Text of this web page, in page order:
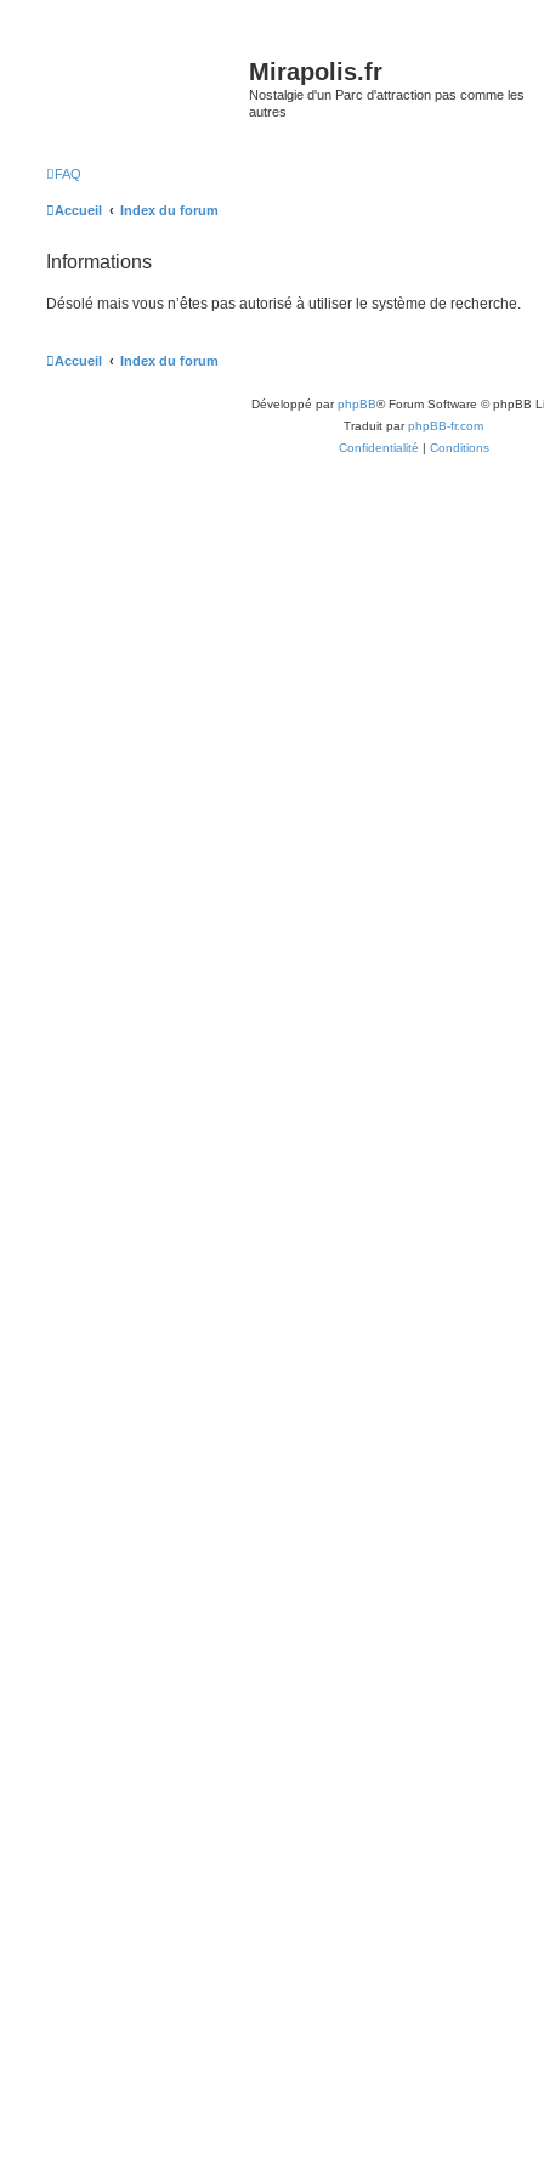
Mirapolis.fr
Nostalgie d'un Parc d'attraction pas comme les
autres
FAQ
Accueil Index du forum
Informations
Désolé mais vous n’êtes pas autorisé à utiliser le système de recherche.
Accueil Index du forum
Développé parphpBB® Forum Software © phpBB
Traduit parphpBB-fr.com
Confidentialité | Conditions